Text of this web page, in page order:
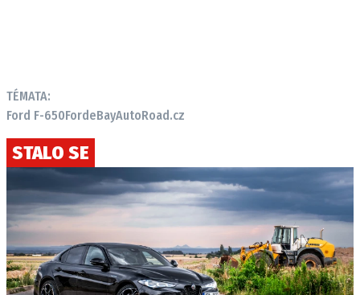
TÉMATA:
Ford F-650FordeBayAutoRoad.cz
STALO SE